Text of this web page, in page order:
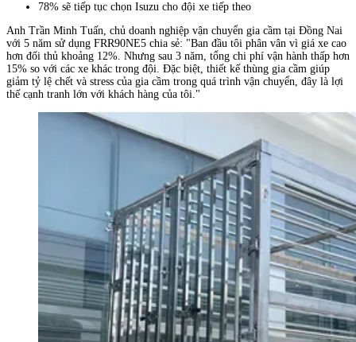
78% sẽ tiếp tục chọn Isuzu cho đội xe tiếp theo
Anh Trần Minh Tuấn, chủ doanh nghiệp vận chuyển gia cầm tại Đồng Nai
với 5 năm sử dụng FRR90NE5 chia sẻ: "Ban đầu tôi phân vân vì giá xe cao
hơn đối thủ khoảng 12%. Nhưng sau 3 năm, tổng chi phí vận hành thấp hơn
15% so với các xe khác trong đội. Đặc biệt, thiết kế thùng gia cầm giúp
giảm tỷ lệ chết và stress của gia cầm trong quá trình vận chuyển, đây là lợi
thế cạnh tranh lớn với khách hàng của tôi."